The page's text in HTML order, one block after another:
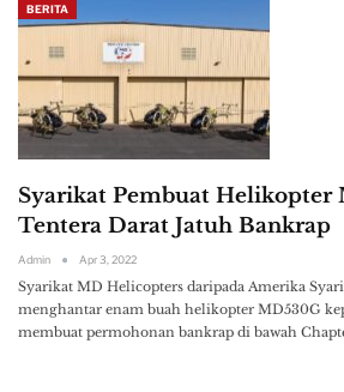
BERITA
Syarikat Pembuat
Tentera Darat Jatuh Bankrap
Admin Apr 3, 2022
Syarikat MD Helicopters daripada Amerika
menghantar enam buah helikopter MD530G
membuat permohonan bankrap di bawah